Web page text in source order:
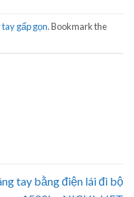
tay gấp gọn. Bookmark the
tay bằng điện lái đi bộ